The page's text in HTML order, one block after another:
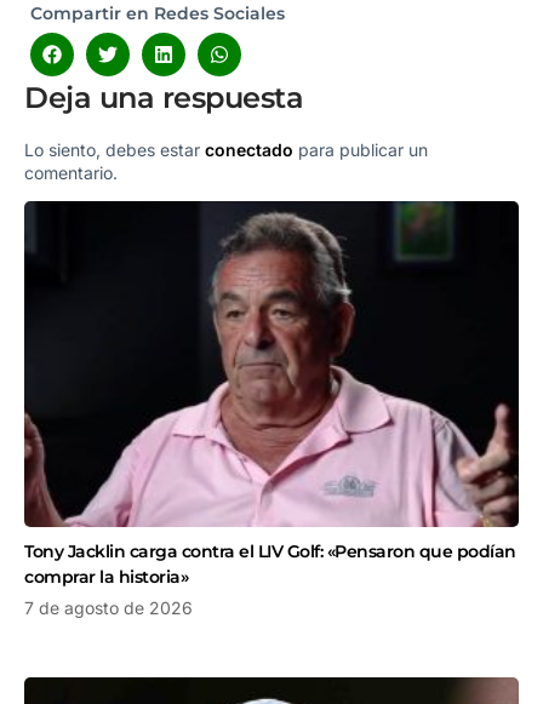
Compartir en Redes Sociales
Deja una respuesta
Lo siento, debes estar conectado para publicar un
comentario.
Tony Jacklin carga contra el LIV Golf: «Pensaron que podían
comprar la historia»
7 de agosto de 2026